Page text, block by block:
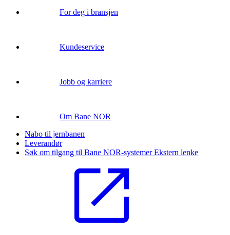
For deg i bransjen
Kundeservice
Jobb og karriere
Om Bane NOR
Nabo til jernbanen
Leverandør
Søk om tilgang til Bane NOR-systemerEkstern lenke